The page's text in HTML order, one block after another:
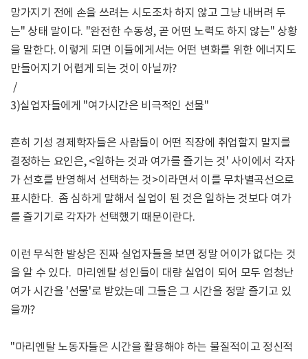
망가지기 전에 손을 쓰려는 시도조차 하지 않고 그냥 내버려 두
는" 상태 말이다. "완전한 수동성, 곧 어떤 노력도 하지 않는" 상황
을 말한다. 이렇게 되면 이들에게서는 어떤 변화를 위한 에너지도
만들어지기 어렵게 되는 것이 아닐까?
/
3)실업자들에게 "여가시간은 비극적인 선물"
흔히 기성 경제학자들은 사람들이 어떤 직장에 취업할지 말지를
결정하는 요인은, <일하는 것과 여가를 즐기는 것' 사이에서 각자
가 선호를 반영해서 선택하는 것>이라면서 이를 무차별곡선으로
표시한다. 좀 심하게 말해서 실업이 된 것은 일하는 것보다 여가
를 즐기기로 각자가 선택했기 때문이란다.
이런 무식한 발상은 진짜 실업자들을 보면 정말 어이가 없다는 것
을 알 수 있다. 마리엔탈 성인들이 대량 실업이 되어 모두 엄청난
여가 시간을 '선물'로 받았는데 그들은 그 시간을 정말 즐기고 있
을까?
"마리엔탈 노동자들은 시간을 활용해야 하는 물질적이고 정신적